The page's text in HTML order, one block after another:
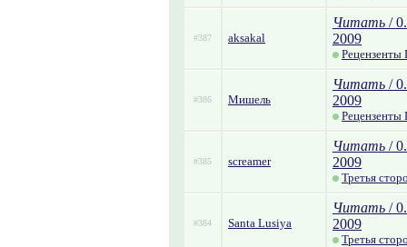
#387 aksakal
Читать /
2009
Рецензенты
#386 Мишель
Читать /
2009
Рецензенты
#385 screamer
Читать /
2009
Третья
#384 Santa Lusiya
Читать /
2009
Третья